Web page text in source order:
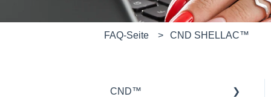
FAQ-Seite CND SHELLAC™
CND™